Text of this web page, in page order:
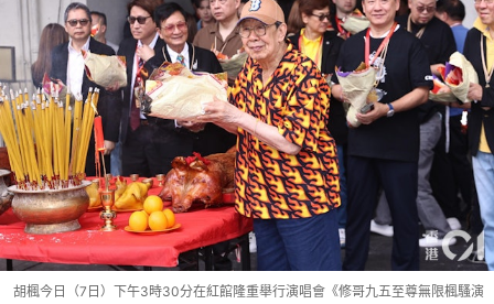
胡楓今日（7日）下午3時30分在紅館隆重舉行演唱會《修哥九五至尊無限楓騷演